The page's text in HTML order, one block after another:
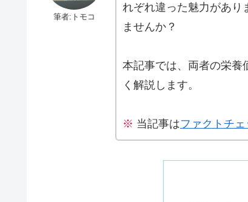
筆者:トモコ
れぞれ違った魅力があり
ませんか？
本記事では、両者の栄養
く解説します。
※ 当記事はファクトチェ